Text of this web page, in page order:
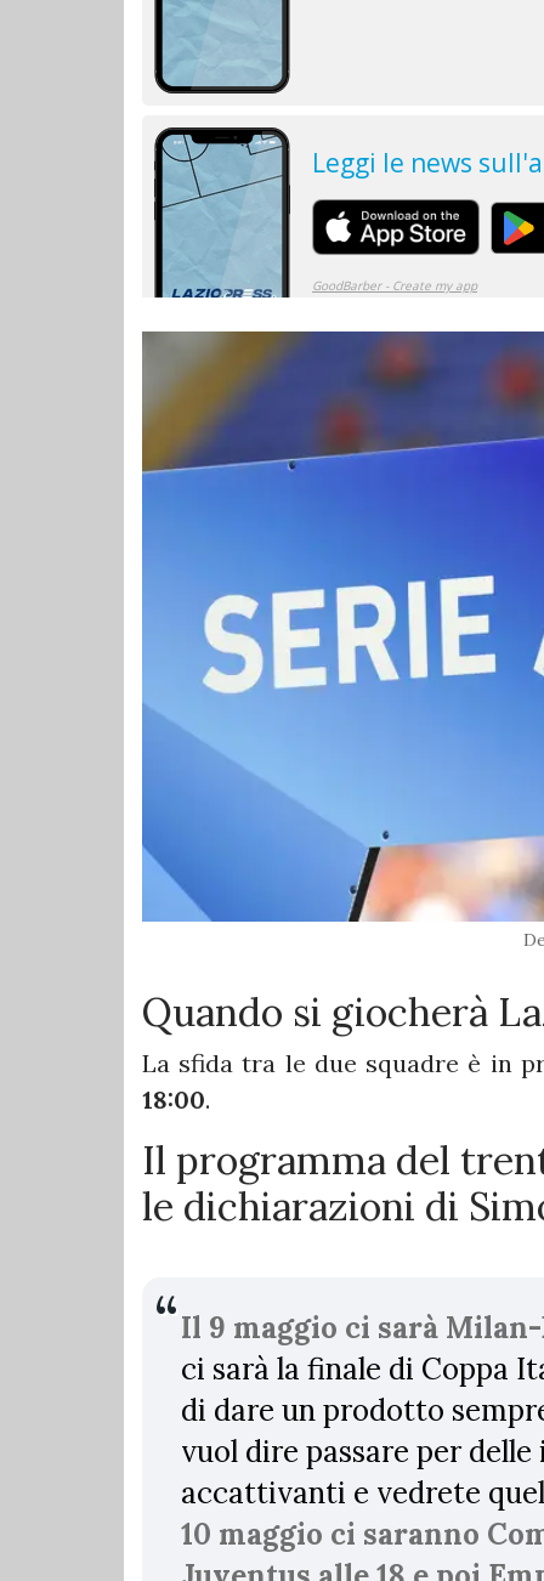
Quando si giocherà
La sfida tra le due squadre è in
18:00.
Il programma del
le dichiarazioni di
Il 9 maggio ci sarà
ci sarà la finale di Coppa
di dare un prodotto
vuol dire passare per
accattivanti e vedrete
10 maggio ci saranno